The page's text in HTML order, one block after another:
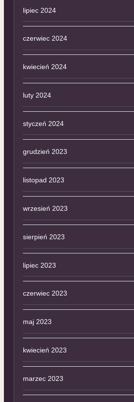
lipiec 2024
czerwiec 2024
kwiecień 2024
luty 2024
styczeń 2024
grudzień 2023
listopad 2023
wrzesień 2023
sierpień 2023
lipiec 2023
czerwiec 2023
maj 2023
kwiecień 2023
marzec 2023